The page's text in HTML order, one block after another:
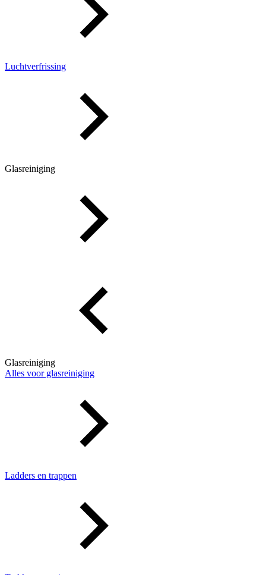
Luchtverfrissing
Glasreiniging
Glasreiniging
Alles voor glasreiniging
Ladders en trappen